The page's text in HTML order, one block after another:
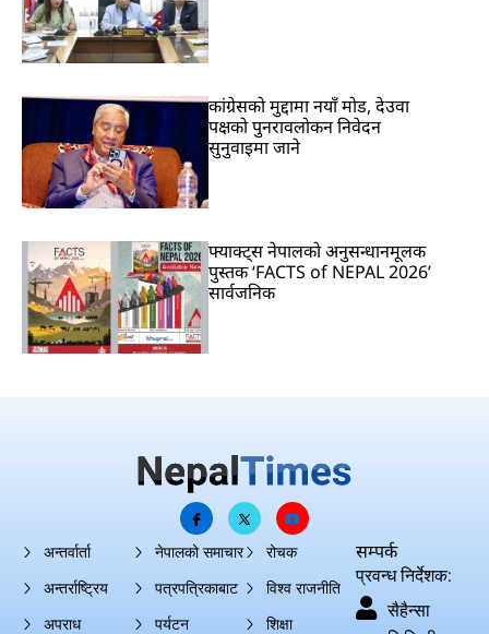
कांग्रेसको मुद्दामा नयाँ मोड, देउवा
पक्षको पुनरावलोकन निवेदन
सुनुवाइमा जाने
फ्याक्ट्स नेपालको अनुसन्धानमूलक
पुस्तक ‘FACTS of NEPAL 2026’
सार्वजनिक
अन्तर्वार्ता
अन्तर्राष्ट्रिय
अपराध
नेपालको समाचार
पत्रपत्रिकाबाट
पर्यटन
रोचक
विश्व राजनीति
शिक्षा
सम्पर्क
प्रवन्ध निर्देशक:
सैहैन्सा